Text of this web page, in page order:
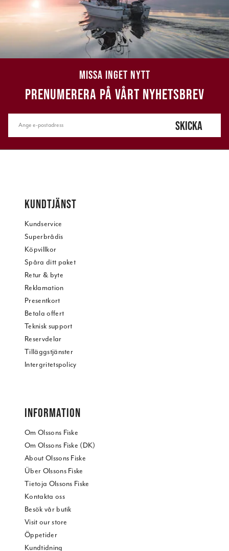
MISSA INGET NYTT
PRENUMERERA PÅ VÅRT NYHETSBREV
SKICKA
KUNDTJÄNST
Kundservice
Superbrådis
Köpvillkor
Spåra ditt paket
Retur & byte
Reklamation
Presentkort
Betala offert
Teknisk support
Reservdelar
Tilläggstjänster
Intergritetspolicy
INFORMATION
Om Olssons Fiske
Om Olssons Fiske (DK)
About Olssons Fiske
Über Olssons Fiske
Tietoja Olssons Fiske
Kontakta oss
Besök vår butik
Visit our store
Öppetider
Kundtidning